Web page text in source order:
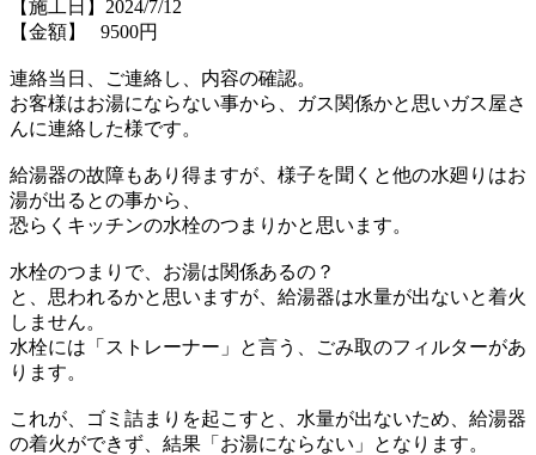
【施工日】2024/7/12
【金額】 9500円
連絡当日、ご連絡し、内容の確認。
お客様はお湯にならない事から、ガス関係かと思いガス屋さ
んに連絡した様です。
給湯器の故障もあり得ますが、様子を聞くと他の水廻りはお
湯が出るとの事から、
恐らくキッチンの水栓のつまりかと思います。
水栓のつまりで、お湯は関係あるの？
と、思われるかと思いますが、 給湯器は水量が出ないと着火
しません。
水栓には 「ストレーナー」
と言う、ごみ取のフィルターがあ
ります。
これが、ゴミ詰まりを起こすと、水量が出ないため、 給湯器
の着火ができず、 結果「お湯にならない」 となります。